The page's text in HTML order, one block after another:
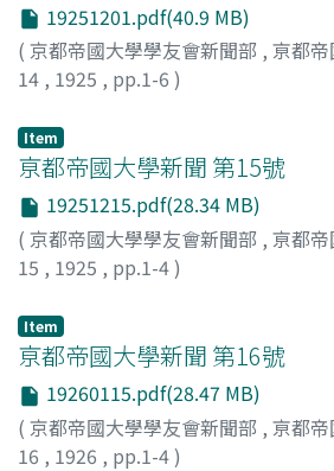
19251201.pdf(40.9 MB)
( 京都帝國大學學友會新聞部 , 亰都
14 , 1925 , pp.1-6 )
Item
亰都帝國大學新聞 第15號
19251215.pdf(28.34 MB)
( 京都帝國大學學友會新聞部 , 亰都
15 , 1925 , pp.1-4)
Item
亰都帝國大學新聞 第16號
19260115.pdf(28.47 MB)
( 京都帝國大學學友會新聞部 , 亰都
16 , 1926 , pp.1-4)